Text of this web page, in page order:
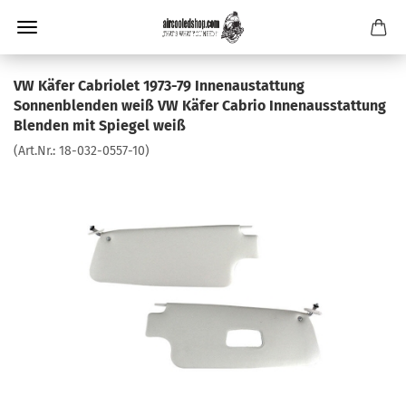
VW Käfer Cabriolet 1973-79 Innenaustattung
Sonnenblenden weiß VW Käfer Cabrio Innenausstattung
Blenden mit Spiegel weiß
(Art.Nr.: 18-032-0557-10)